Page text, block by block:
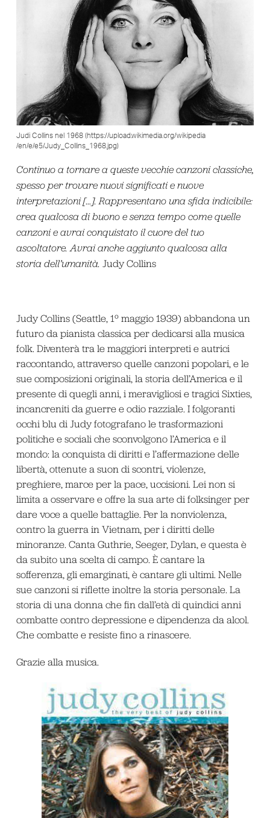
Judi Collins nel 1968 (https://upload.wikimedia.org/wikipedia
/en/e/e5/Judy_Collins_1968.jpg)
Continuo a tornare a queste vecchie canzoni classiche,
spesso per trovare nuovi significati e nuove
interpretazioni […]. Rappresentano una sfida indicibile:
crea qualcosa di buono e senza tempo come quelle
canzoni e avrai conquistato il cuore del tuo
ascoltatore. Avrai anche aggiunto qualcosa alla
storia dell’umanità. Judy Collins
Judy Collins (Seattle, 1º maggio 1939) abbandona un
futuro da pianista classica per dedicarsi alla musica
folk. Diventerà tra le maggiori interpreti e autrici
raccontando, attraverso quelle canzoni popolari, e le
sue composizioni originali, la storia dell’America e il
presente di quegli anni, i meravigliosi e tragici Sixties,
incancreniti da guerre e odio razziale. I folgoranti
occhi blu di Judy fotografano le trasformazioni
politiche e sociali che sconvolgono l’America e il
mondo: la conquista di diritti e l’affermazione delle
libertà, ottenute a suon di scontri, violenze,
preghiere, marce per la pace, uccisioni. Lei non si
limita a osservare e offre la sua arte di folksinger per
dare voce a quelle battaglie. Per la nonviolenza,
contro la guerra in Vietnam, per i diritti delle
minoranze. Canta Guthrie, Seeger, Dylan, e questa è
da subito una scelta di campo. È cantare la
sofferenza, gli emarginati, è cantare gli ultimi. Nelle
sue canzoni si riflette inoltre la storia personale. La
storia di una donna che fin dall’età di quindici anni
combatte contro depressione e dipendenza da alcol.
Che combatte e resiste fino a rinascere.
Grazie alla musica.